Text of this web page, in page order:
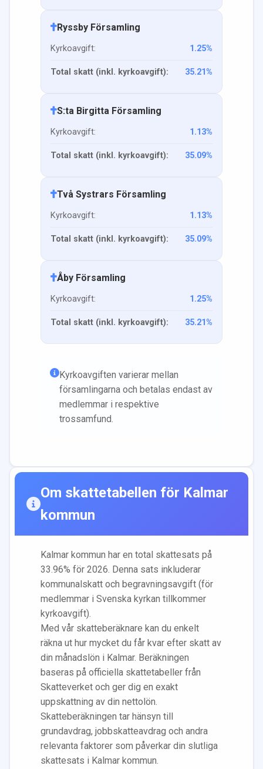
Ryssby Församling
Kyrkoavgift: 1.25%
Total skatt (inkl. kyrkoavgift): 35.21%
S:ta Birgitta Församling
Kyrkoavgift: 1.13%
Total skatt (inkl. kyrkoavgift): 35.09%
Två Systrars Församling
Kyrkoavgift: 1.13%
Total skatt (inkl. kyrkoavgift): 35.09%
Åby Församling
Kyrkoavgift: 1.25%
Total skatt (inkl. kyrkoavgift): 35.21%
Kyrkoavgiften varierar mellan
församlingarna och betalas endast av
medlemmar i respektive
trossamfund.
Om skattetabellen för Kalmar
kommun
Kalmar kommun har en total skattesats på
33.96% för 2026. Denna sats inkluderar
kommunalskatt och begravningsavgift (för
medlemmar i Svenska kyrkan tillkommer
kyrkoavgift).
Med vår skatteberäknare kan du enkelt
räkna ut hur mycket du får kvar efter skatt av
din månadslön i Kalmar. Beräkningen
baseras på officiella skattetabeller från
Skatteverket och ger dig en exakt
uppskattning av din nettolön.
Skatteberäkningen tar hänsyn till
grundavdrag, jobbskatteavdrag och andra
relevanta faktorer som påverkar din slutliga
skattesats i Kalmar kommun.